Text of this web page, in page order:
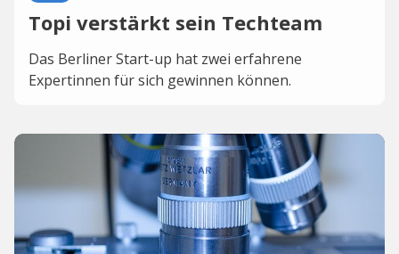
Topi verstärkt sein Techteam
Das Berliner Start-up hat zwei erfahrene
Expertinnen für sich gewinnen können.